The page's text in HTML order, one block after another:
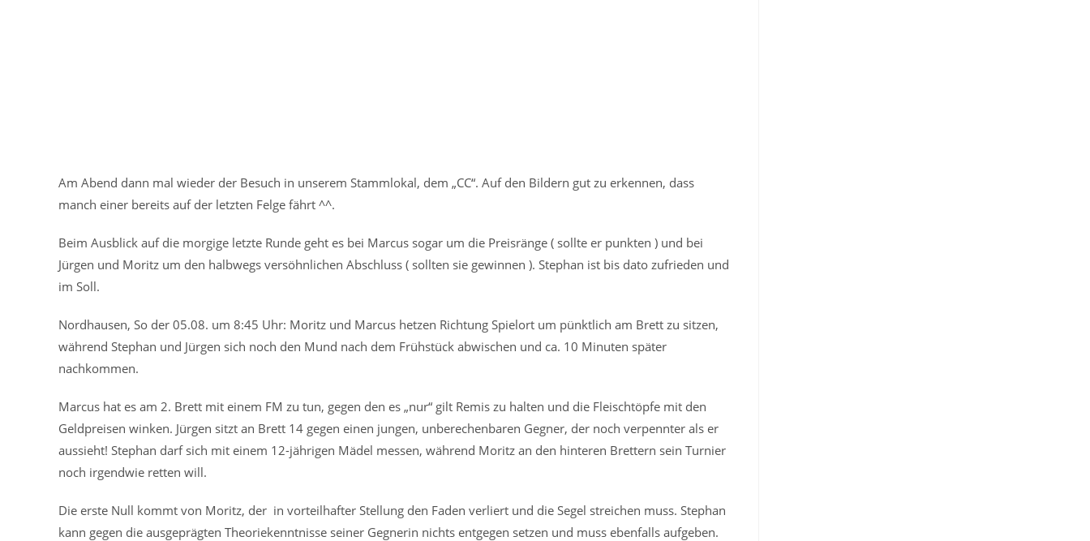
Am Abend dann mal wieder der Besuch in unserem Stammlokal, dem „CC“. Auf den Bildern gut zu erkennen, dass
manch einer bereits auf der letzten Felge fährt ^^.
Beim Ausblick auf die morgige letzte Runde geht es bei Marcus sogar um die Preisränge ( sollte er punkten ) und bei
Jürgen und Moritz um den halbwegs versöhnlichen Abschluss ( sollten sie gewinnen ). Stephan ist bis dato zufrieden und
im Soll.
Nordhausen, So der 05.08. um 8:45 Uhr: Moritz und Marcus hetzen Richtung Spielort um pünktlich am Brett zu sitzen,
während Stephan und Jürgen sich noch den Mund nach dem Frühstück abwischen und ca. 10 Minuten später
nachkommen.
Marcus hat es am 2. Brett mit einem FM zu tun, gegen den es „nur“ gilt Remis zu halten und die Fleischtöpfe mit den
Geldpreisen winken. Jürgen sitzt an Brett 14 gegen einen jungen, unberechenbaren Gegner, der noch verpennter als er
aussieht! Stephan darf sich mit einem 12-jährigen Mädel messen, während Moritz an den hinteren Brettern sein Turnier
noch irgendwie retten will.
Die erste Null kommt von Moritz, der in vorteilhafter Stellung den Faden verliert und die Segel streichen muss. Stephan
kann gegen die ausgeprägten Theoriekenntnisse seiner Gegnerin nichts entgegen setzen und muss ebenfalls aufgeben.